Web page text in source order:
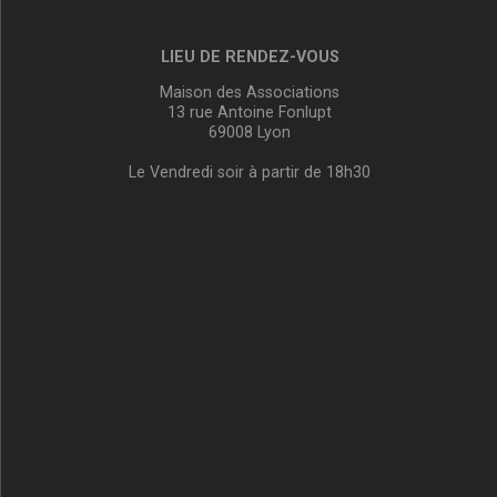
LIEU DE RENDEZ-VOUS
Maison des Associations
13 rue Antoine Fonlupt
69008 Lyon
Le Vendredi soir à partir de 18h30